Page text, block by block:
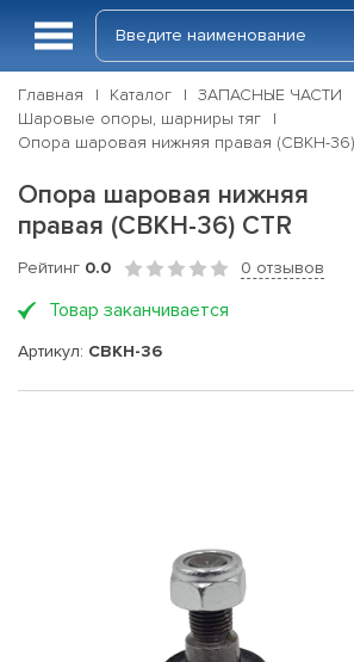
Главная Каталог ЗАПАСНЫЕ ЧАСТИ
Шаровые опоры, шарниры тяг
Опора шаровая нижняя правая (CBKH-36)
Опора шаровая нижняя
правая (CBKH-36) CTR
Рейтинг 0.0 0 отзывов
Товар заканчивается
Артикул: CBKH-36